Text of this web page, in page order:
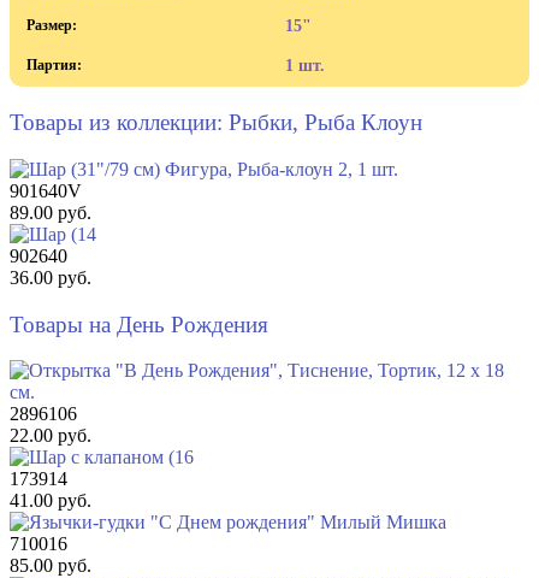
Размер: 15"
Партия: 1 шт.
Товары из коллекции: Рыбки, Рыба Клоун
901640V
89.00 руб.
902640
36.00 руб.
Товары на День Рождения
2896106
22.00 руб.
173914
41.00 руб.
710016
85.00 руб.